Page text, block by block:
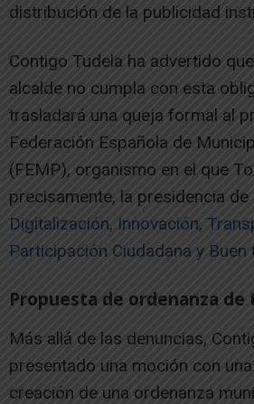
distribución de la publicidad
Contigo Tudela ha advertido
alcalde no cumpla con esta
trasladará una queja formal al
Federación Española de
(FEMP), organismo en el que
precisamente, la presidencia de
Digitalización, Innovación,
Participación Ciudadana y Buen
Propuesta de ordenanza de
Más allá de las denuncias,
presentado una moción con
creación de una ordenanza